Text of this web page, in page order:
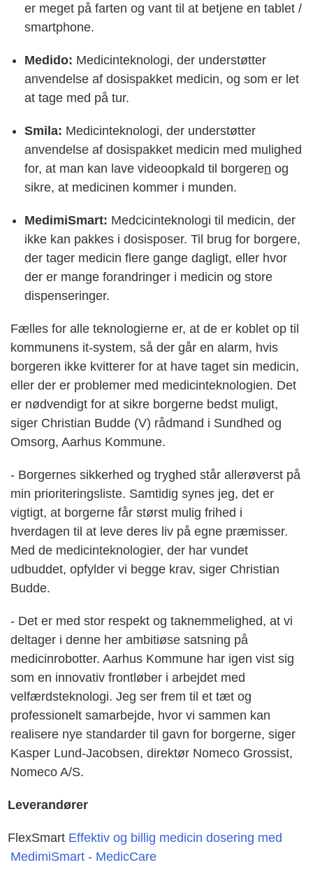
er meget på farten og vant til at betjene en tablet /
smartphone.
Medido: Medicinteknologi, der understøtter
anvendelse af dosispakket medicin, og som er let
at tage med på tur.
Smila: Medicinteknologi, der understøtter
anvendelse af dosispakket medicin med mulighed
for, at man kan lave videoopkald til borgeren og
sikre, at medicinen kommer i munden.
MedimiSmart: Medcicinteknologi til medicin, der
ikke kan pakkes i dosisposer. Til brug for borgere,
der tager medicin flere gange dagligt, eller hvor
der er mange forandringer i medicin og store
dispenseringer.
Fælles for alle teknologierne er, at de er koblet op til
kommunens it-system, så der går en alarm, hvis
borgeren ikke kvitterer for at have taget sin medicin,
eller der er problemer med medicinteknologien. Det
er nødvendigt for at sikre borgerne bedst muligt,
siger Christian Budde (V) rådmand i Sundhed og
Omsorg, Aarhus Kommune.
- Borgernes sikkerhed og tryghed står allerøverst på
min prioriteringsliste. Samtidig synes jeg, det er
vigtigt, at borgerne får størst mulig frihed i
hverdagen til at leve deres liv på egne præmisser.
Med de medicinteknologier, der har vundet
udbuddet, opfylder vi begge krav, siger Christian
Budde.
- Det er med stor respekt og taknemmelighed, at vi
deltager i denne her ambitiøse satsning på
medicinrobotter. Aarhus Kommune har igen vist sig
som en innovativ frontløber i arbejdet med
velfærdsteknologi. Jeg ser frem til et tæt og
professionelt samarbejde, hvor vi sammen kan
realisere nye standarder til gavn for borgerne, siger
Kasper Lund-Jacobsen, direktør Nomeco Grossist,
Nomeco A/S.
Leverandører
FlexSmart Effektiv og billig medicin dosering med
MedimiSmart - MedicCare